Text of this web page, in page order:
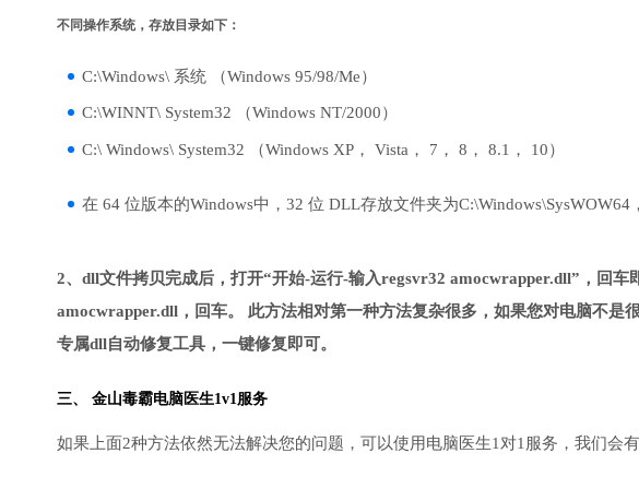
不同操作系统，存放目录如下：
C:\Windows\ 系统 （Windows 95/98/Me）
C:\WINNT\ System32 （Windows NT/2000）
C:\ Windows\ System32 （Windows XP， Vista， 7， 8， 8.1， 10）
在 64 位版本的Windows中，32 位 DLL存放文件夹为
2、dll文件拷贝完成后，打开“开始-运行-输入regsvr32 amocwrapper.dll”，回车
amocwrapper.dll，回车。 此方法相对第一种方法复杂很多，如果您对电脑不是
专属dll自动修复工具，一键修复即可。
三、 金山毒霸电脑医生1v1服务
如果上面2种方法依然无法解决您的问题，可以使用电脑医生1对1服务，我们会